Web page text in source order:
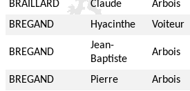
BRAILLARD
Claude Arbois
BREGAND
Hyacinthe Voiteur
BREGAND
Jean-
Baptiste
Arbois
BREGAND Pierre Arbois